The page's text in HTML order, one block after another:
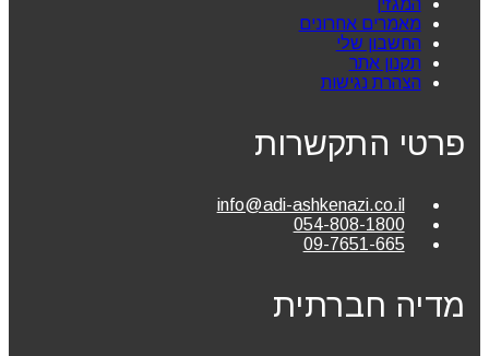
המגזין
מאמרים אחרונים
החשבון שלי
תקנון אתר
הצהרת נגישות
פרטי התקשרות
info@adi-ashkenazi.co.il
054-808-1800
09-7651-665
מדיה חברתית